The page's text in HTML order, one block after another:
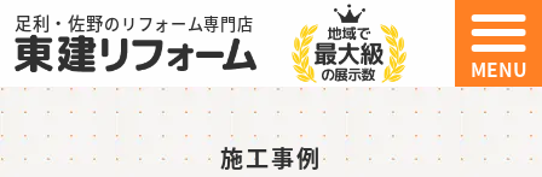
足利・佐野のリフォーム専門店
MENU
施工事例